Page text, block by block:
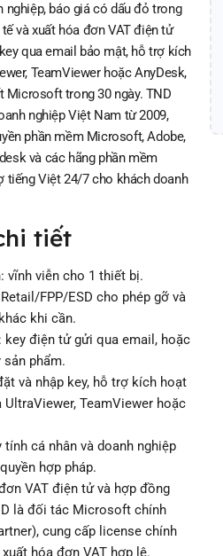
nghiệp, báo giá có dấu đỏ trong
và xuất hóa đơn VAT điện tử
qua email bảo mật, hỗ trợ kích
TeamViewer hoặc AnyDesk,
Microsoft trong 30 ngày. TND
nghiệp Việt Nam từ 2009,
phần mềm Microsoft, Adobe,
và các hãng phần mềm
tiếng Việt 24/7 cho khách doanh
tiết
vĩnh viễn cho 1 thiết bị.
FPP/ESD cho phép gỡ và
khi cần.
key điện tử gửi qua email, hoặc
sản phẩm.
và nhập key, hỗ trợ kích hoạt
TeamViewer hoặc
cá nhân và doanh nghiệp
hợp pháp.
VAT điện tử và hợp đồng
là đối tác Microsoft chính
cung cấp license chính
hóa đơn VAT hợp lệ.